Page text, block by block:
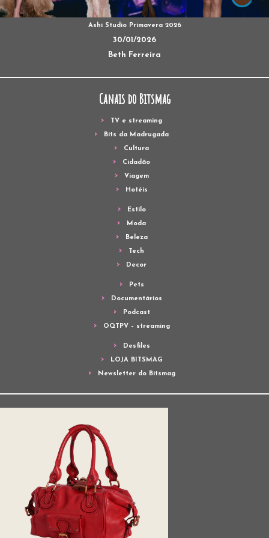
Ashi Studio Primavera 2026
30/01/2026
Beth Ferreira
Canais do Bitsmag
TV e streaming
Bits da Madrugada
Cultura
Cidadão
Viagem
Hotéis
Estilo
Moda
Beleza
Tech
Decor
Pets
Documentários
Podcast
OQTPV – streaming
Desfiles
LOJA BITSMAG
Newsletter do Bitsmag